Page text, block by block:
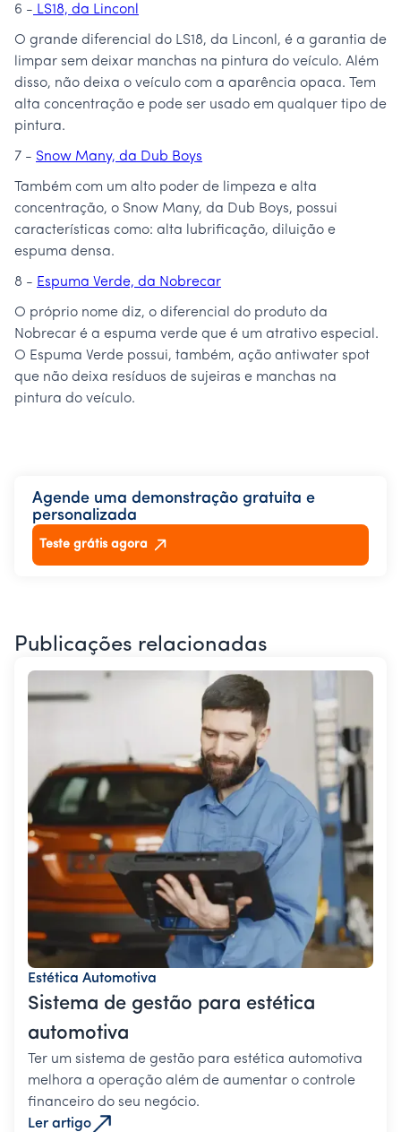
6 - LS18, da Linconl
O grande diferencial do LS18, da Linconl, é a garantia de
limpar sem deixar manchas na pintura do veículo. Além
disso, não deixa o veículo com a aparência opaca. Tem
alta concentração e pode ser usado em qualquer tipo de
pintura.
7 - Snow Many, da Dub Boys
Também com um alto poder de limpeza e alta
concentração, o Snow Many, da Dub Boys, possui
características como: alta lubrificação, diluição e
espuma densa.
8 - Espuma Verde, da Nobrecar
O próprio nome diz, o diferencial do produto da
Nobrecar é a espuma verde que é um atrativo especial.
O Espuma Verde possui, também, ação antiwater spot
que não deixa resíduos de sujeiras e manchas na
pintura do veículo.
Agende uma demonstração gratuita e
personalizada
Teste grátis agora
Publicações relacionadas
Estética Automotiva
Sistema de gestão para estética
automotiva
Ter um sistema de gestão para estética automotiva
melhora a operação além de aumentar o controle
financeiro do seu negócio.
Ler artigo